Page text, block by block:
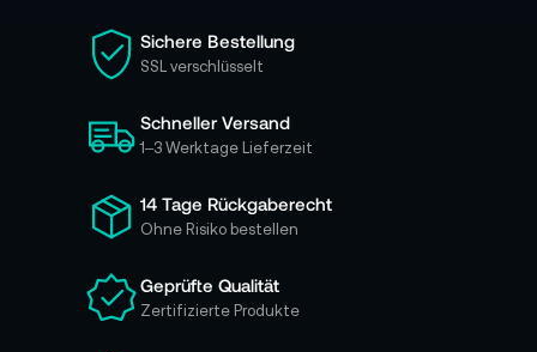
i
e
s
c
h
ü
r
u
e
Sichere Bestellung
SSL verschlüsselt
Schneller Versand
1–3 Werktage Lieferzeit
14 Tage Rückgaberecht
Ohne Risiko bestellen
Geprüfte Qualität
Zertifizierte Produkte